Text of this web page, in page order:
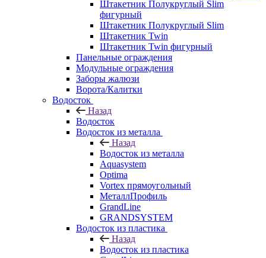
Штакетник Полукруглый Slim
фигурный
Штакетник Полукруглый Slim
Штакетник Twin
Штакетник Twin фигурный
Панельные ограждения
Модульные ограждения
Заборы жалюзи
Ворота/Калитки
Водосток
Назад
Водосток
Водосток из металла
Назад
Водосток из металла
Aquasystem
Optima
Vortex прямоугольный
МеталлПрофиль
GrandLine
GRANDSYSTEM
Водосток из пластика
Назад
Водосток из пластика